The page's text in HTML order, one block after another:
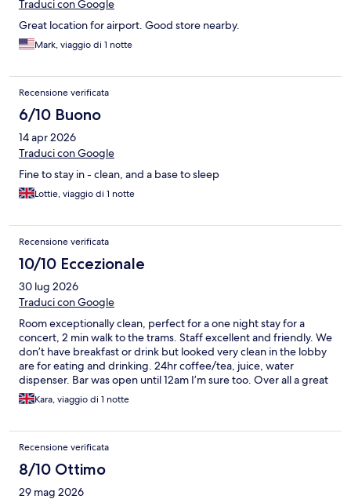
Traduci con Google
Great location for airport. Good store nearby.
Mark, viaggio di 1 notte
Recensione verificata
6/10 Buono
14 apr 2026
Traduci con Google
Fine to stay in - clean, and a base to sleep
Lottie, viaggio di 1 notte
Recensione verificata
10/10 Eccezionale
30 lug 2026
Traduci con Google
Room exceptionally clean, perfect for a one night stay for a
concert, 2 min walk to the trams. Staff excellent and friendly. We
don’t have breakfast or drink but looked very clean in the lobby
are for eating and drinking. 24hr coffee/tea, juice, water
dispenser. Bar was open until 12am I’m sure too. Over all a great
hotel and would recommend. You do need to pay for your
parking and there are limited spaces which are small.
Kara, viaggio di 1 notte
Recensione verificata
8/10 Ottimo
29 mag 2026